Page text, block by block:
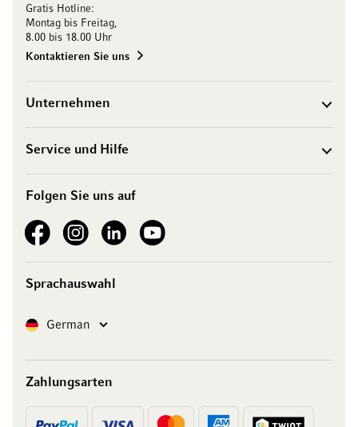
Gratis Hotline:
Montag bis Freitag,
8.00 bis 18.00 Uhr
Kontaktieren Sie uns
Unternehmen
Service und Hilfe
Folgen Sie uns auf
See our FacebookSee our Instagram account
See our LinkedInSee our YouTube channel
Sprachauswahl
SpracheGerman
Zahlungsarten